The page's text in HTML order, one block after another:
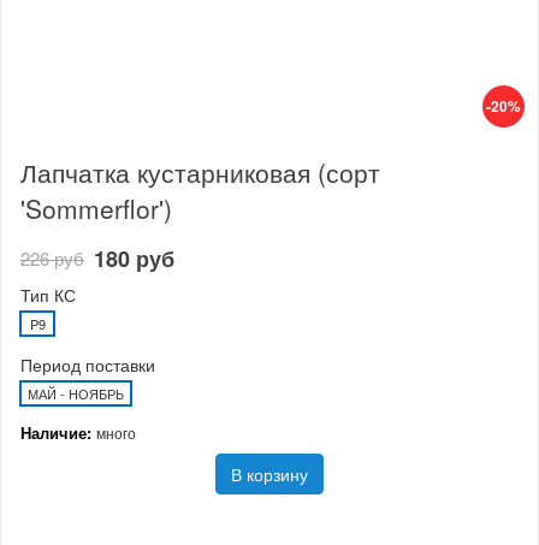
-20%
Лапчатка кустарниковая (сорт
'Sommerflor')
226 руб 180 руб
Тип КС
P9
Период поставки
МАЙ - НОЯБРЬ
Наличие: много
В корзину